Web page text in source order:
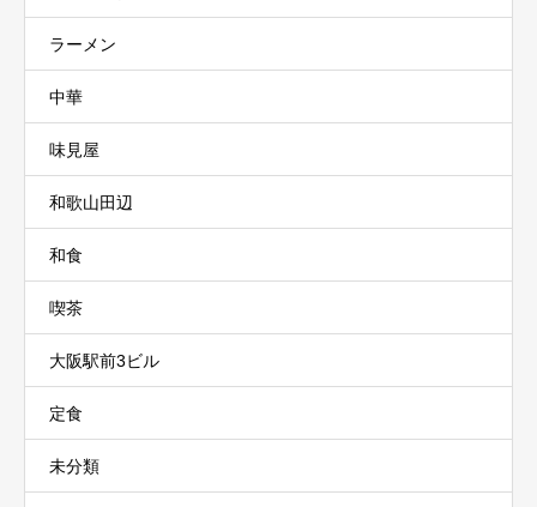
ラーメン
中華
味見屋
和歌山田辺
和食
喫茶
大阪駅前3ビル
定食
未分類